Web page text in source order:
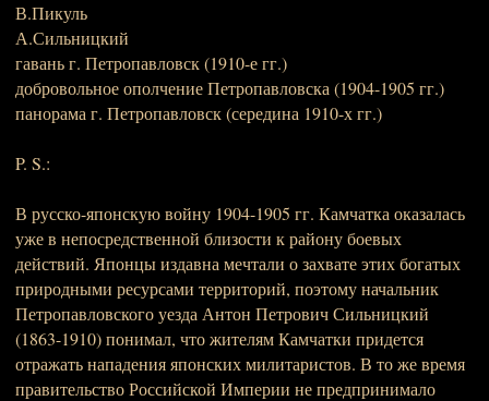
В.Пикуль
А.Сильницкий
гавань г. Петропавловск (1910-е гг.)
добровольное ополчение Петропавловска (1904-1905 гг.)
панорама г. Петропавловск (середина 1910-х гг.)
P. S.:
В русско-японскую войну 1904-1905 гг. Камчатка оказалась
уже в непосредственной близости к району боевых
действий. Японцы издавна мечтали о захвате этих богатых
природными ресурсами территорий, поэтому начальник
Петропавловского уезда Антон Петрович Сильницкий
(1863-1910) понимал, что жителям Камчатки придется
отражать нападения японских милитаристов. В то же время
правительство Российской Империи не предпринимало